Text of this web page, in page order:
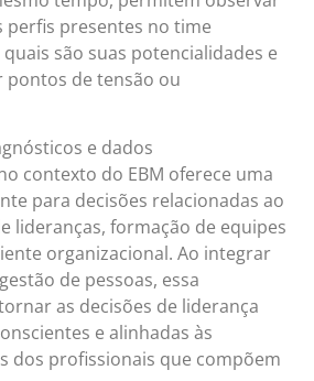
perfis presentes no time
são suas potencialidades e
de tensão ou
e dados
contexto do EBM oferece uma
para decisões relacionadas ao
lideranças, formação de equipes
organizacional. Ao integrar
de pessoas, essa
as decisões de liderança
e alinhadas às
dos profissionais que compõem